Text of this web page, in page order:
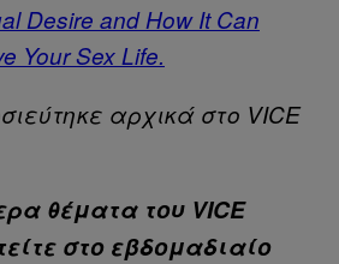
Desire and How It Can
Your Sex Life.
αρχικά στο VICE
θέματα του VICE
στο εβδομαδιαίο